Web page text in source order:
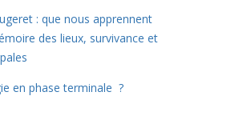
: que nous apprennent
des lieux, survivance et
en phase terminale ?